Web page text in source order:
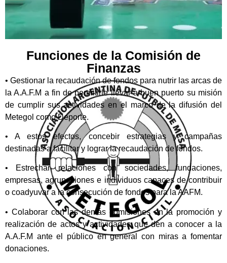
Funciones de la Comisión de
Finanzas
• Gestionar la recaudación de fondos para nutrir las arcas de
la A.A.F.M a fin de permitirle llevar a buen puerto su misión
de cumplir sus actividades en el marco de la difusión del
Metegol como Deporte.
• A estos efectos, concebir estrategias y campañas
destinadas a facilitar y lograr la recaudación de fondos.
• Estrechar relaciones con sociedades, fundaciones,
empresas, agrupaciones e individuos capaces de contribuir
o coadyuvar a la consecución de fondos para la AAFM.
• Colaborar con las demás comisiones en la promoción y
realización de actos y actividades que den a conocer a la
A.A.F.M ante el público en general con miras a fomentar
donaciones.